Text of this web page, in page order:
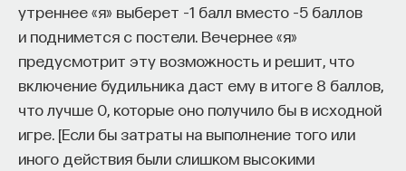
утреннее «я» выберет –1 балл вместо –5 баллов
и поднимется с постели. Вечернее «я»
предусмотрит эту возможность и решит, что
включение будильника даст ему в итоге 8 баллов,
что лучше 0, которые оно получило бы в исходной
игре. [Если бы затраты на выполнение того или
иного действия были слишком высокими